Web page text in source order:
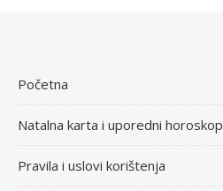
Početna
Natalna karta i uporedni horoskop
Pravila i uslovi korištenja